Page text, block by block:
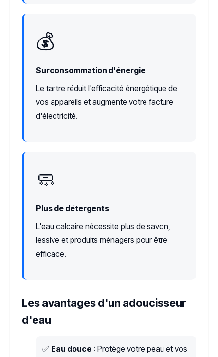
💰
Surconsommation d'énergie
Le tartre réduit l'efficacité énergétique de
vos appareils et augmente votre facture
d'électricité.
🧼
Plus de détergents
L'eau calcaire nécessite plus de savon,
lessive et produits ménagers pour être
efficace.
Les avantages d'un adoucisseur
d'eau
✅ Eau douce : Protège votre peau et vos